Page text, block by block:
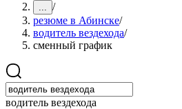
... /
резюме в Абинске/
водитель вездехода/
сменный график
водитель вездехода